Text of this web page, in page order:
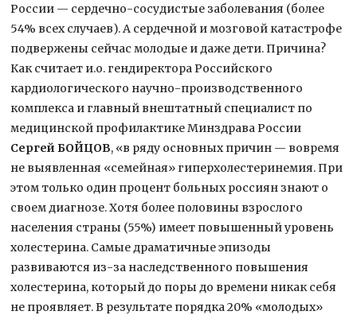
России — сердечно-сосудистые заболевания (более
54% всех случаев). А сердечной и мозговой катастрофе
подвержены сейчас молодые и дажедети. Причина?
Как считает и.о. гендиректора Российского
кардиологического научно-производственного
комплекса и главный внештатный специалист по
медицинской профилактике Минздрава России
Сергей БОЙЦОВ, «в ряду основных причин — вовремя
не выявленная «семейная» гиперхолестеринемия. При
этом только один процент больных россиян знают о
своем диагнозе. Хотя более половины взрослого
населения страны (55%) имеет повышенный уровень
холестерина. Самые драматичные эпизоды
развиваются из-за наследственного повышения
холестерина, который до поры до времени никак себя
не проявляет. В результате порядка 20% «молодых»